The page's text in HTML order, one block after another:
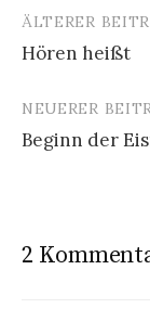
Beitrags-
Navigation
ÄLTERER
Hören heißt
NEUERER
Beginn der
2